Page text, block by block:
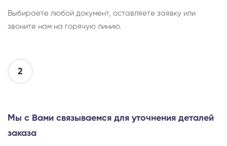
Выбираете любой документ, оставляете заявку или
звоните нам на горячую линию.
2
Мы с Вами связываемся для уточнения деталей
заказа